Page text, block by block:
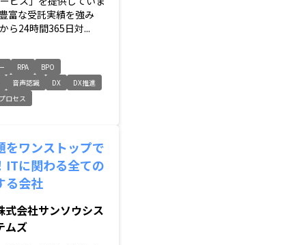
富な受託実績を強み
ら24時間365日対...
RPA
BPO
音声認識 DX
DX推進
ロセス
をワンストップで
ITに関わる全ての
る会社
式会社サンソウシス
ムズ